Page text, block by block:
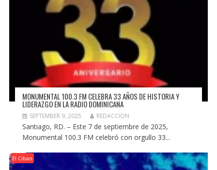
MONUMENTAL 100.3 FM CELEBRA 33 AÑOS DE HISTORIA Y
LIDERAZGO EN LA RADIO DOMINICANA
SEPTEMBER 9, 2025 REDACCION
Santiago, RD. – Este 7 de septiembre de 2025,
Monumental 100.3 FM celebró con orgullo 33...
El Cibao